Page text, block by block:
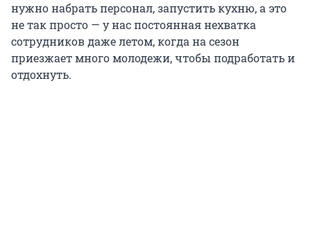
нужно набрать персонал, запустить кухню, а это
не так просто — у нас постоянная нехватка
сотрудников даже летом, когда на сезон
приезжает много молодежи, чтобы подработать и
отдохнуть.